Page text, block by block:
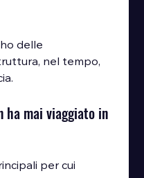
delle
nel tempo,
ha mai viaggiato in
per cui